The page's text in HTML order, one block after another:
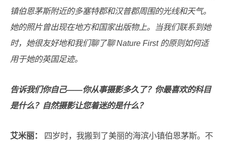
镇伯恩茅斯附近的多塞特郡和汉普郡周围的光线和天气。
她的照片曾出现在地方和国家出版物上。当我们联系到她
时，她很友好地和我们聊了聊 Nature First 的原则如何适
用于她的英国足迹。
告诉我们你自己——你从事摄影多久了？你最喜欢的科目
是什么？自然摄影让您着迷的是什么？
艾米丽：
四岁时，我搬到了美丽的海滨小镇伯恩茅斯。不